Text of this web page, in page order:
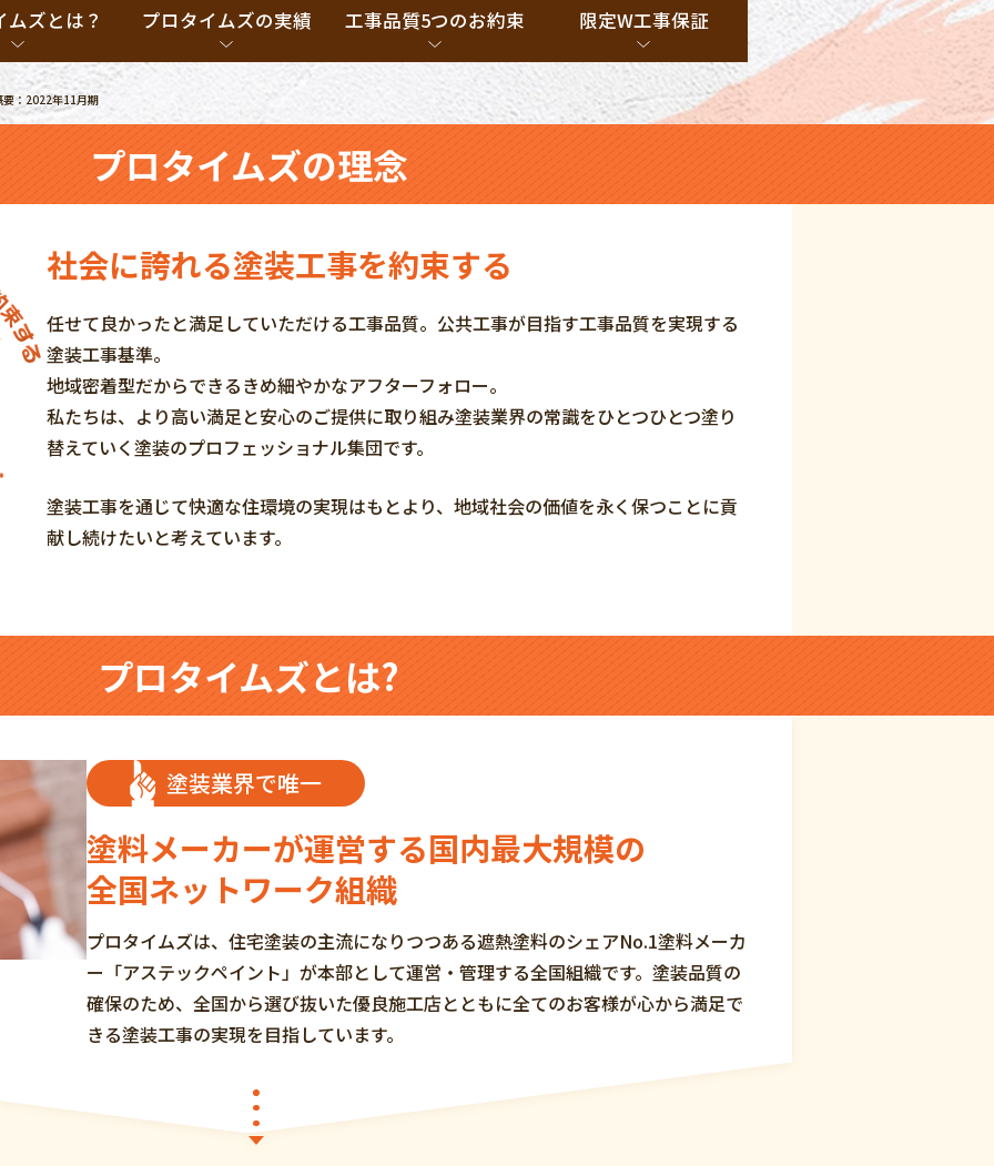
ムズとは？ プロタイムズの実績 工事品質5つのお約束 限定W工事保証
：2022年11月期
プロタイムズの理念
社会に誇れる塗装工事を約束する
任せて良かったと満足していただける工事品質。公共工事が目指す工事品質を実現する
塗装工事基準。
地域密着型だからできるきめ細やかなアフターフォロー。
私たちは、より高い満足と安心のご提供に取り組み塗装業界の常識をひとつひとつ塗り
替えていく塗装のプロフェッショナル集団です。
塗装工事を通じて快適な住環境の実現はもとより、地域社会の価値を永く保つことに貢
献し続けたいと考えています。
プロタイムズとは?
塗装業界で唯一
塗料メーカーが運営する国内最大規模の
全国ネットワーク組織
プロタイムズは、住宅塗装の主流になりつつある遮熱塗料のシェアNo.1塗料メーカ
ー「アステックペイント」が本部として運営・管理する全国組織です。 塗装品質の
確保のため、全国から選び抜いた優良施工店とともに全てのお客様が心から満足で
きる塗装工事の実現を目指しています。